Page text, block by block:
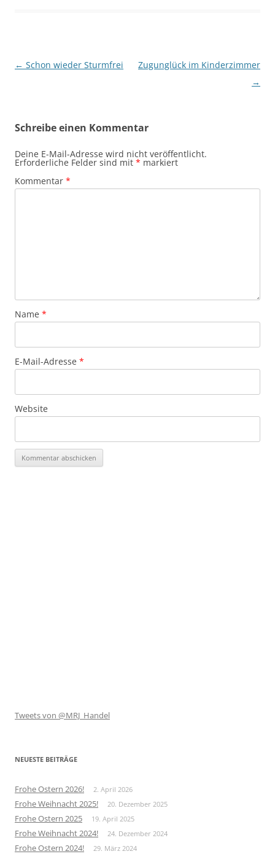
Beitragsnavigation
← Schon wieder Sturmfrei
Zugunglück im Kinderzimmer
→
Schreibe einen Kommentar
Deine E-Mail-Adresse wird nicht veröffentlicht.
Erforderliche Felder sind mit * markiert
Kommentar *
Name *
E-Mail-Adresse *
Website
Tweets von @MRJ_Handel
NEUESTE BEITRÄGE
Frohe Ostern 2026! 2. April 2026
Frohe Weihnacht 2025! 20. Dezember 2025
Frohe Ostern 2025 19. April 2025
Frohe Weihnacht 2024! 24. Dezember 2024
Frohe Ostern 2024! 29. März 2024